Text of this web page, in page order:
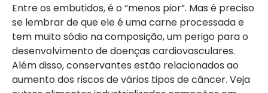
Entre os embutidos, é o “menos pior”. Mas é preciso
se lembrar de que ele é uma carne processada e
tem muito sódio na composição, um perigo para o
desenvolvimento de doenças cardiovasculares.
Além disso, conservantes estão relacionados ao
aumento dos riscos de vários tipos de câncer. Veja